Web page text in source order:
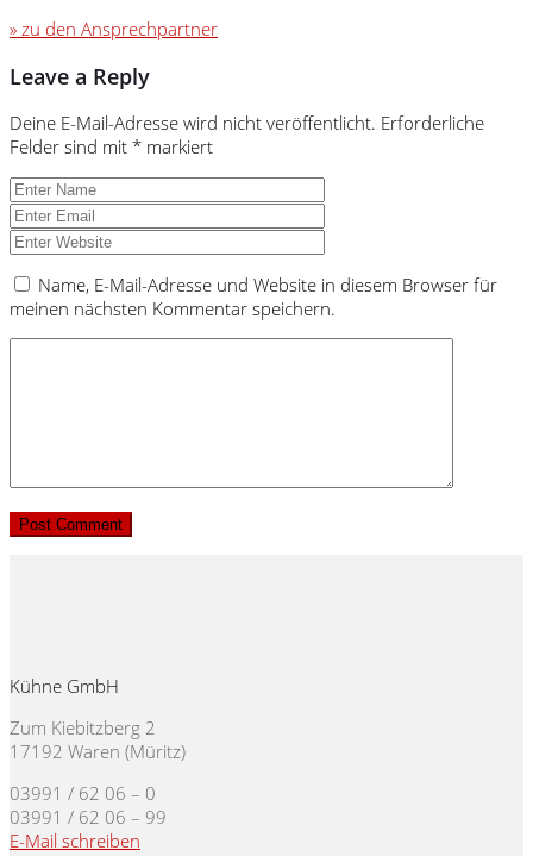
» zu den Ansprechpartner
Leave a Reply
Deine E-Mail-Adresse wird nicht veröffentlicht. Erforderliche
Felder sind mit * markiert
Name, E-Mail-Adresse und Website in diesem Browser für
meinen nächsten Kommentar speichern.
Kühne GmbH
Zum Kiebitzberg 2
17192 Waren (Müritz)
03991 / 62 06 – 0
03991 / 62 06 – 99
E-Mail schreiben